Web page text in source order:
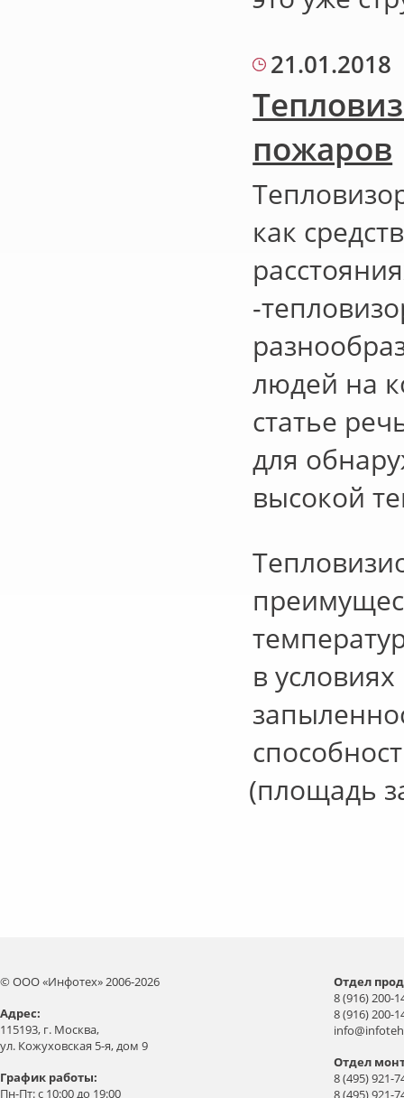
21.01.2018
пожаров
как
-
людей на
статье
для
высокой
в
(площадь
© ООО «Инфотех» 2006-2026
Aдрес:
115193, г. Москва,
ул. Кожуховская 5-я, дом 9
График работы:
Пн-Пт: с 10:00 до 19:00
Отдел
8 (916) 200-
8 (916) 200-
Отдел
8 (495) 921-
8 (495) 921-